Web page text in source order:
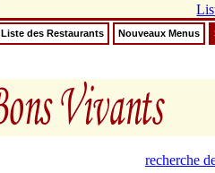
Liste des Restaurants Nouveaux Menus
recherche